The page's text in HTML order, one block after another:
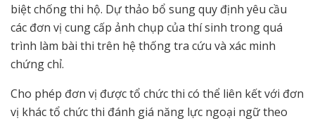
biệt chống thi hộ. Dự thảo bổ sung quy định yêu cầu
các đơn vị cung cấp ảnh chụp của thí sinh trong quá
trình làm bài thi trên hệ thống tra cứu và xác minh
chứng chỉ.
Cho phép đơn vị được tổ chức thi có thể liên kết với đơn
vị khác tổ chức thi đánh giá năng lực ngoại ngữ theo